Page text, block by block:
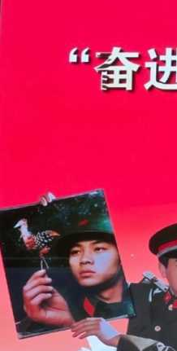
《理解万岁》演讲40周年文化交
束！